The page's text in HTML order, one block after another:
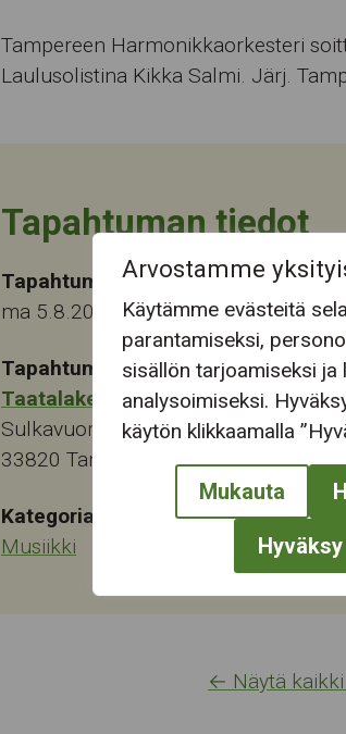
Arvostamme
Käytämme evästeitä
parantamiseksi,
sisällön tarjoamiseksi ja
analysoimiseksi.
käytön klikkaamalla
Mukauta
Tampereen Harmonikkaorkesteri
Laulusolistina Kikka Salmi. Järj.
Tapahtuman tiedot
Tapahtuma-aika
ma 5.8.2024 13:00
Tapahtumapaikka:
Taatalakeskus
Sulkavuorenkatu 6
33820 Tampere
Kategoriat:
Musiikki
← Näytä